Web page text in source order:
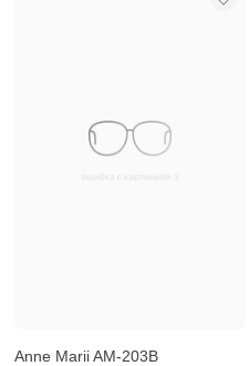
Anne Marii AM-203В